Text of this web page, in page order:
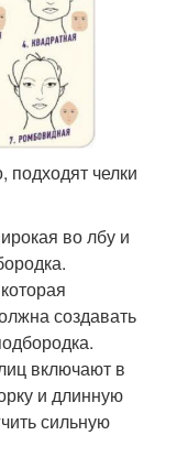
челки
во лбу и
создавать
включают в
и длинную
сильную